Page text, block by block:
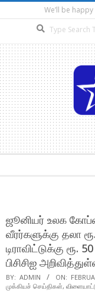
to
We’ll be
ஜூனியர் உலக
வீரர்களுக்கு தலா
டிராவிட்டுக்கு ரூ.
பிசிசிஐ
BY: ADMIN ON:
முக்கியச் செய்திகள்,